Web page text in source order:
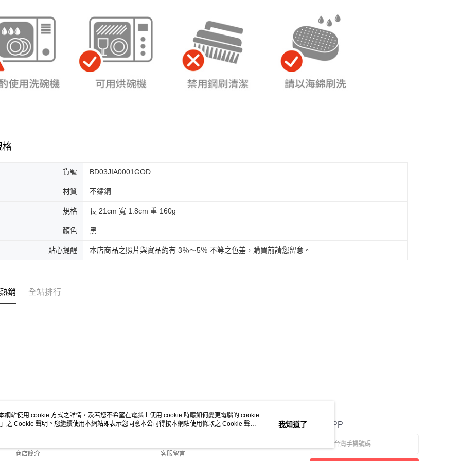
格
貨號 BD03JIA0001GOD
材質 不鏽鋼
規格 長 21cm 寬 1.8cm 重 160g
顏色 黑
貼心提醒 本店商品之照片與實品約有 3％～5％ 不等之色差，購買前請您留意。
銷 全站排行
關於我們
商店簡介
客服資訊
客服留言
官方APP
網站使用 cookie 方式之詳情，及若您不希望在電腦上使用 cookie 時應如何變更電腦的 cookie
」之 Cookie 聲明。您繼續使用本網站即表示您同意本公司得按本網站使用條款之 Cookie 聲明
我知道了